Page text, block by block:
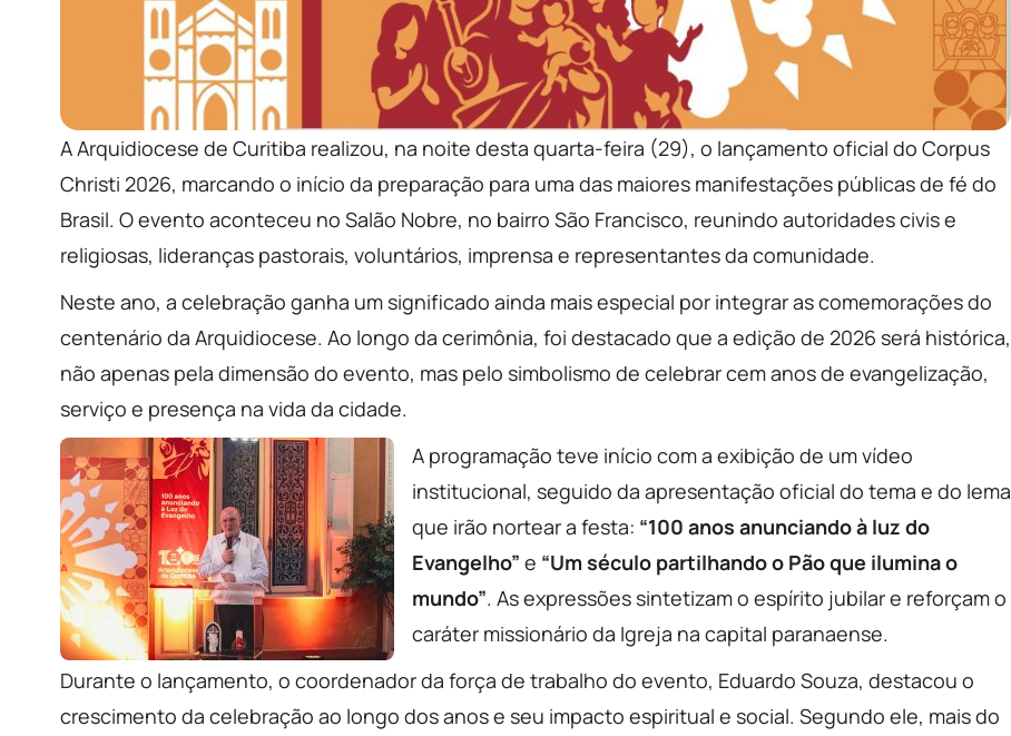
AArquidiocese de Curitiba realizou, na noite desta quarta-feira (29), o lançamento oficial do Corpus
Christi 2026, marcando o início da preparação para uma das maiores manifestações públicas de fé do
Brasil. O evento aconteceu no Salão Nobre, no bairro São Francisco, reunindo autoridades civis e
religiosas, lideranças pastorais, voluntários, imprensa e representantes da comunidade.
Neste ano, a celebração ganha um significado ainda mais especial por integrar as comemorações do
centenário da Arquidiocese. Ao longo da cerimônia, foi destacado que a edição de 2026 será histórica,
não apenas pela dimensão do evento, mas pelo simbolismo de celebrar cem anos de evangelização,
serviço e presença na vida da cidade.
A programação teve início com a exibição de um vídeo
institucional, seguido da apresentação oficial do tema e do lema
que irão nortear a festa: “100 anos anunciando à luz do
Evangelho” e “Um século partilhando o Pão que ilumina o
mundo”. As expressões sintetizam o espírito jubilar e reforçam o
caráter missionário da Igreja na capital paranaense.
Durante o lançamento, o coordenador da força de trabalho do evento, Eduardo Souza, destacou o
crescimento da celebração ao longo dos anos e seu impacto espiritual e social. Segundo ele, mais do